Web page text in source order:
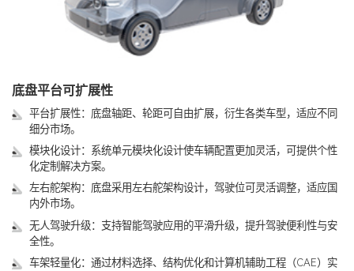
底盘平台可扩展性
平台扩展性：底盘轴距、轮距可自由扩展，衍生各类车型，适应不同
细分市场。
模块化设计：系统单元模块化设计使车辆配置更加灵活，可提供个性
化定制解决方案。
左右舵架构：底盘采用左右舵架构设计，驾驶位可灵活调整，适应国
内外市场。
无人驾驶升级：支持智能驾驶应用的平滑升级，提升驾驶便利性与安
全性。
车架轻量化：通过材料选择、结构优化和计算机辅助工程（CAE）实